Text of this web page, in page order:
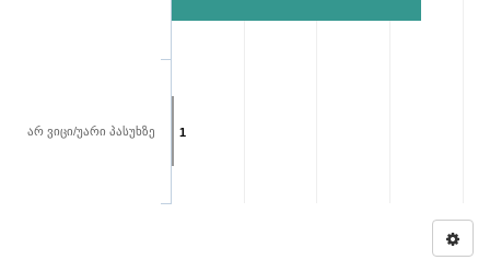
1
არ ვიცი/უარი პასუხზე